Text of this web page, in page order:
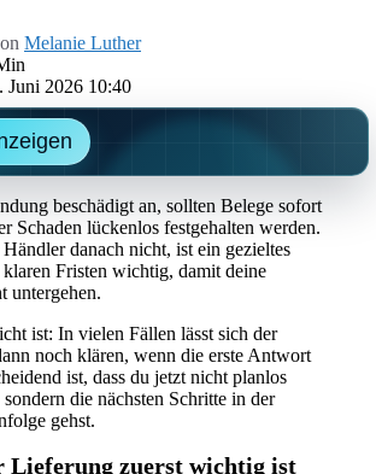
Melanie Luther
Juni 2026 10:40
beschädigt an, sollten Belege sofort
Schaden lückenlos festgehalten werden.
danach nicht, ist ein gezieltes
Fristen wichtig, damit deine
untergehen.
ist: In vielen Fällen lässt sich der
noch klären, wenn die erste Antwort
ist, dass du jetzt nicht planlos
die nächsten Schritte in der
gehst.
Lieferung zuerst wichtig ist